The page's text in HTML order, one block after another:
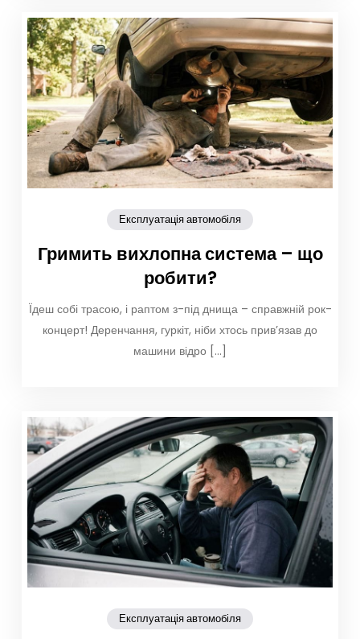
Експлуатація автомобіля
Гримить вихлопна система – що
робити?
Їдеш собі трасою, і раптом з-під днища – справжній рок-
концерт! Деренчання, гуркіт, ніби хтось прив’язав до
машини відро […]
Експлуатація автомобіля